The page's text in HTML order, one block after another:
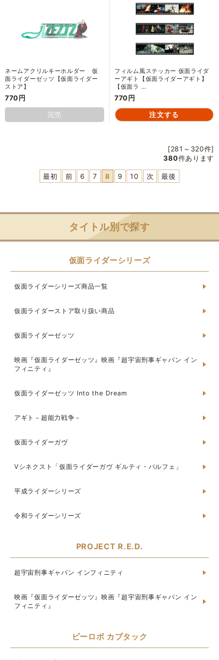
ネームアクリルキーホルダー 仮
面ライダーゼッツ【仮面ライダー
ストア】
770円
完売
フィルム風ステッカー 仮面ライダ
ーアギト【仮面ライダーアギト】
【仮面ラ …
770円
[281～320件]
380件あります
最初 前 6 7 8 9 10 次 最後
タイトル別で探す
仮面ライダーシリーズ
仮面ライダーシリーズ商品一覧
仮面ライダーストア取り扱い商品
仮面ライダーゼッツ
映画『仮面ライダーゼッツ』映画『超宇宙刑事ギャバン イン
フィニティ』
仮面ライダーゼッツ Into the Dream
アギト－超能力戦争－
仮面ライダーガヴ
Vシネクスト「仮面ライダーガヴ ギルティ・パルフェ」
平成ライダーシリーズ
令和ライダーシリーズ
PROJECT R.E.D.
超宇宙刑事ギャバン インフィニティ
映画『仮面ライダーゼッツ』映画『超宇宙刑事ギャバン イン
フィニティ』
ビーロボ カブタック